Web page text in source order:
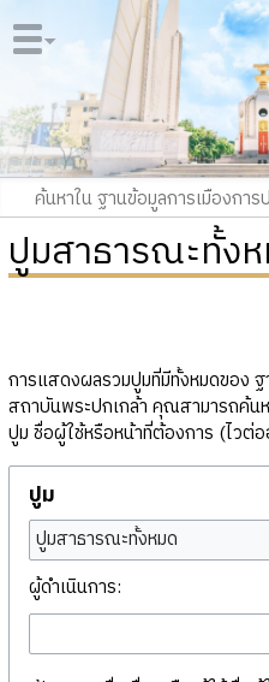
ปูมสาธารณะทั้ง
การแสดงผลรวมปูมที่มีทั้งหมดของ
สถาบันพระปกเกล้า คุณสามารถค้นห
ปูม ชื่อผู้ใช้หรือหน้าที่ต้องการ (ไวต่
ปูม
ปูมสาธารณะทั้งหมด
ผู้ดำเนินการ: